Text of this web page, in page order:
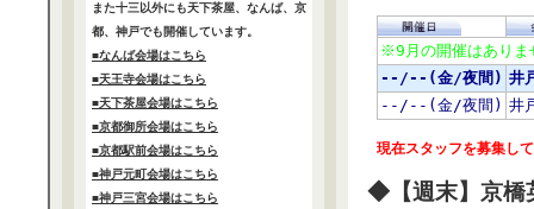
◆【週末】京橋
また十三以外にも天下茶屋、なんば、京
都、神戸でも開催しています。
■なんば会場はこちら
■天王寺会場はこちら
■天下茶屋会場はこちら
■京都御所会場はこちら
■京都駅前会場はこちら
■神戸元町会場はこちら
■神戸三宮会場はこちら